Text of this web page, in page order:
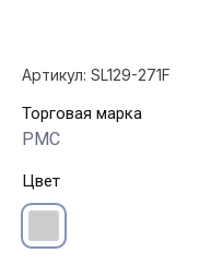
Артикул: SL129-271F
Торговая марка
РМС
Цвет